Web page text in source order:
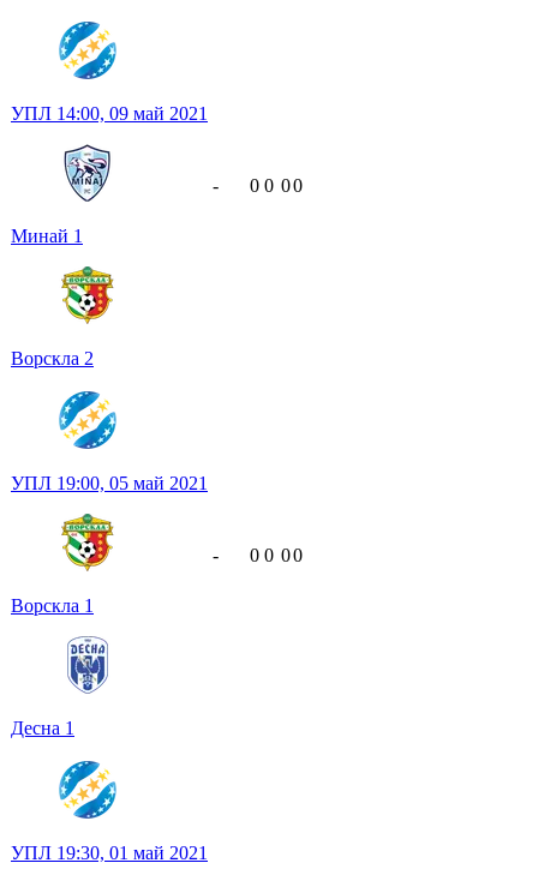
УПЛ 14:00, 09 май 2021
Минай 1
Ворскла 2
- 0 0 00
УПЛ 19:00, 05 май 2021
Ворскла 1
Десна 1
- 0 0 00
УПЛ 19:30, 01 май 2021